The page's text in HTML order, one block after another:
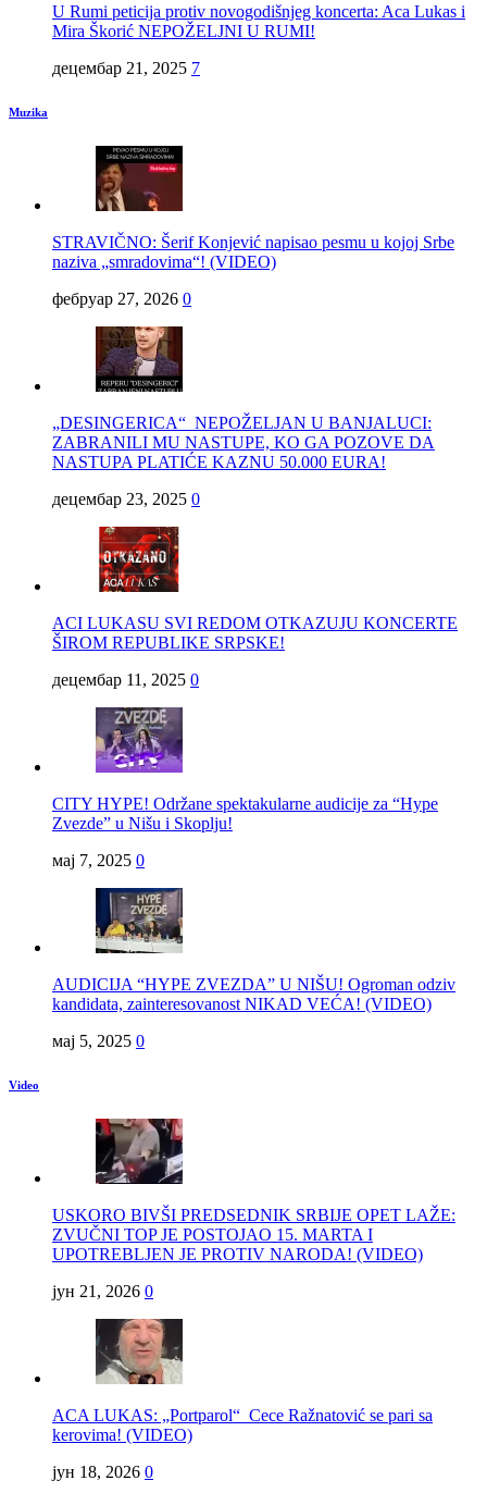
U Rumi peticija protiv novogodišnjeg koncerta: Aca Lukas i
Mira Škorić NEPOŽELJNI U RUMI!
децембар 21, 2025 7
Muzika
STRAVIČNO: Šerif Konjević napisao pesmu u kojoj Srbe
naziva „smradovima“! (VIDEO)
фебруар 27, 2026 0
„DESINGERICA“ NEPOŽELJAN U BANJALUCI:
ZABRANILI MU NASTUPE, KO GA POZOVE DA
NASTUPA PLATIĆE KAZNU 50.000 EURA!
децембар 23, 2025 0
ACI LUKASU SVI REDOM OTKAZUJU KONCERTE
ŠIROM REPUBLIKE SRPSKE!
децембар 11, 2025 0
CITY HYPE! Održane spektakularne audicije za “Hype
Zvezde” u Nišu i Skoplju!
мај 7, 2025 0
AUDICIJA “HYPE ZVEZDA” U NIŠU! Ogroman odziv
kandidata, zainteresovanost NIKAD VEĆA! (VIDEO)
мај 5, 2025 0
Video
USKORO BIVŠI PREDSEDNIK SRBIJE OPET LAŽE:
ZVUČNI TOP JE POSTOJAO 15. MARTA I
UPOTREBLJEN JE PROTIV NARODA! (VIDEO)
јун 21, 2026 0
ACA LUKAS: „Portparol“ Cece Ražnatović se pari sa
kerovima! (VIDEO)
јун 18, 2026 0